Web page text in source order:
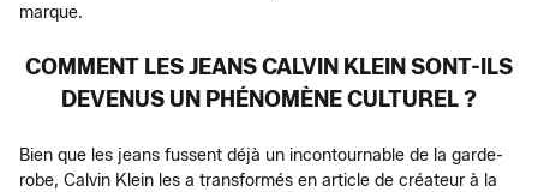
marque.
COMMENT LES JEANS CALVIN KLEIN SONT-ILS
DEVENUS UN PHÉNOMÈNE CULTUREL ?
Bien que les jeans fussent déjà un incontournable de la garde-
robe, Calvin Klein les a transformés en article de créateur à la